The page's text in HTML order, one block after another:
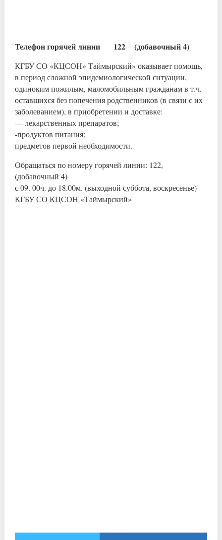
Телефон горячей линии 122 (добавочный 4)
КГБУ СО «КЦСОН» Таймырский» оказывает помощь,
в период сложной эпидемиологической ситуации,
одиноким пожилым, маломобильным гражданам в т.ч.
оставшихся без попечения родственников (в связи с их
заболеванием), в приобретении и доставке:
— лекарственных препаратов;
-продуктов питания;
предметов первой необходимости.
Обращаться по номеру горячей линии: 122,
(добавочный 4)
с 09. 00ч. до 18.00м. (выходной суббота, воскресенье)
КГБУ СО КЦСОН «Таймырский»